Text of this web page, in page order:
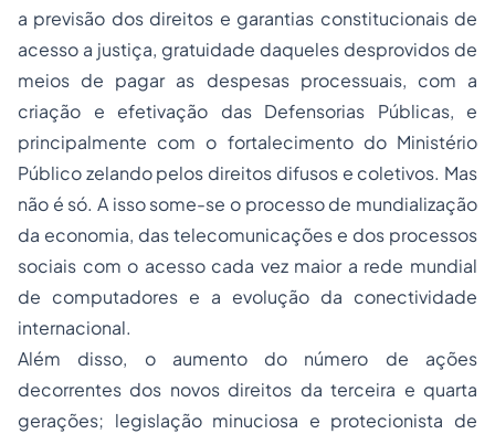
a previsão dos direitos e garantias constitucionais de
acesso a justiça, gratuidade daqueles desprovidos de
meios de pagar as despesas processuais, com a
criação e efetivação das Defensorias Públicas, e
principalmente com o fortalecimento do Ministério
Público zelando pelos direitos difusos e coletivos. Mas
não é só. A isso some-se o processo de mundialização
da economia, das telecomunicações e dos processos
sociais com o acesso cada vez maior a rede mundial
de computadores e a evolução da conectividade
internacional.
Além disso, o aumento do número de ações
decorrentes dos novos direitos da terceira e quarta
gerações; legislação minuciosa e protecionista de